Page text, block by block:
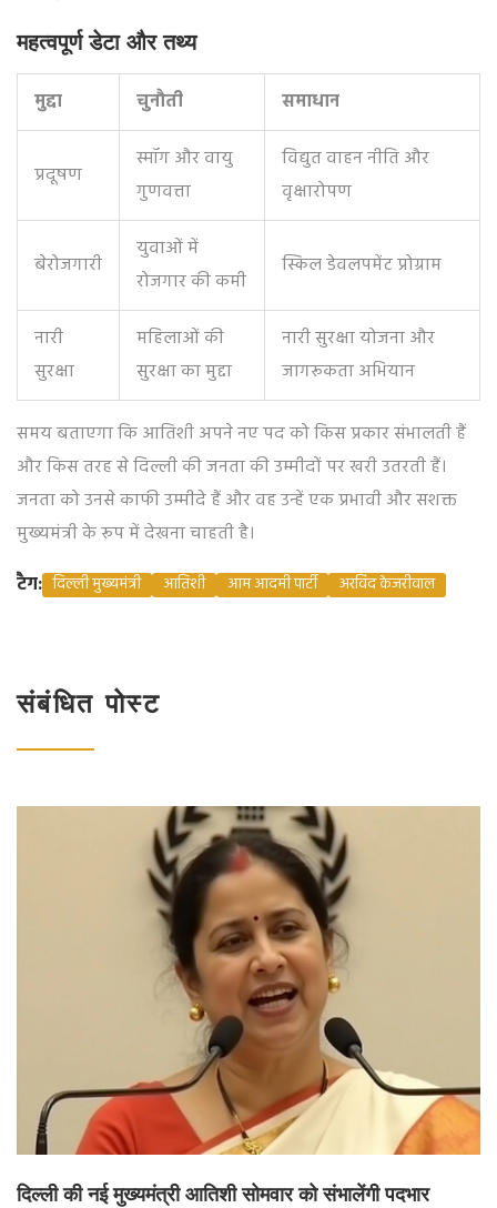
महत्वपूर्ण डेटा और तथ्य
मुद्दा चुनौती समाधान
प्रदूषण
स्मॉग और वायु
गुणवत्ता
विद्युत वाहन नीति और
वृक्षारोपण
बेरोजगारी
युवाओं में
रोजगार की कमी
स्किल डेवलपमेंट प्रोग्राम
नारी
सुरक्षा
महिलाओं की
सुरक्षा का मुद्दा
नारी सुरक्षा योजना और
जागरूकता अभियान
समय बताएगा कि आतिशी अपने नए पद को किस प्रकार संभालती हैं
और किस तरह से दिल्ली की जनता की उम्मीदों पर खरी उतरती हैं।
जनता को उनसे काफी उम्मीदे हैं और वह उन्हें एक प्रभावी और सशक्त
मुख्यमंत्री के रूप में देखना चाहती है।
टैग: दिल्ली मुख्यमंत्री आतिशी आम आदमी पार्टी अरविंद केजरीवाल
संबंधित पोस्ट
दिल्ली की नई मुख्यमंत्री आतिशी सोमवार को संभालेंगी पदभार